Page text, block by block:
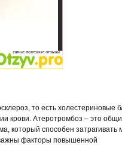
то есть холестериновые
крови. Атеротромбоз – это
который способен затрагивать
факторы повышенной